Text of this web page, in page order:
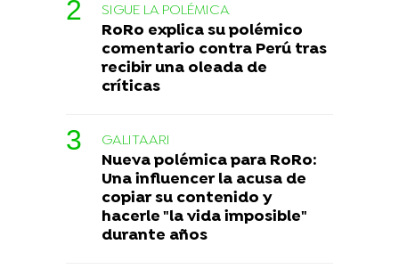
SIGUE LA POLÉMICA
RoRo explica su polémico
comentario contra Perú tras
recibir una oleada de
críticas
GALITAARI
Nueva polémica para RoRo:
Una influencer la acusa de
copiar su contenido y
hacerle "la vida imposible"
durante años